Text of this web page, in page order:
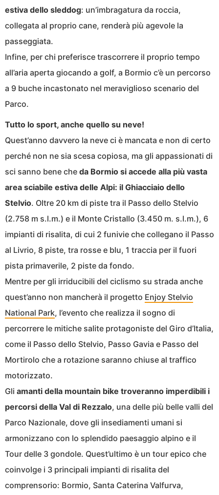
estiva dello sleddog: un’imbragatura da roccia,
collegata al proprio cane, renderà più agevole la
passeggiata.
Infine, per chi preferisce trascorrere il proprio tempo
all’aria aperta giocando a golf, a Bormio c’è un percorso
a 9 buche incastonato nel meraviglioso scenario del
Parco.
Tutto lo sport, anche quello su neve!
Quest’anno davvero la neve ci è mancata e non di certo
perché non ne sia scesa copiosa, ma gli appassionati di
sci sanno bene che da Bormio si accede alla più vasta
area sciabile estiva delle Alpi: il Ghiacciaio dello
Stelvio. Oltre 20 km di piste tra il Passo dello Stelvio
(2.758 m s.l.m.) e il Monte Cristallo (3.450 m. s.l.m.), 6
impianti di risalita, di cui 2 funivie che collegano il Passo
al Livrio, 8 piste, tra rosse e blu, 1 traccia per il fuori
pista primaverile, 2 piste da fondo.
Mentre per gli irriducibili del ciclismo su strada anche
quest’anno non mancherà il progetto Enjoy Stelvio
National Park, l’evento che realizza il sogno di
percorrere le mitiche salite protagoniste del Giro d’Italia,
come il Passo dello Stelvio, Passo Gavia e Passo del
Mortirolo che a rotazione saranno chiuse al traffico
motorizzato.
Gli amanti della mountain bike troveranno imperdibili i
percorsi della Val di Rezzalo, una delle più belle valli del
Parco Nazionale, dove gli insediamenti umani si
armonizzano con lo splendido paesaggio alpino e il
Tour delle 3 gondole. Quest’ultimo è un tour epico che
coinvolge i 3 principali impianti di risalita del
comprensorio: Bormio, Santa Caterina Valfurva,